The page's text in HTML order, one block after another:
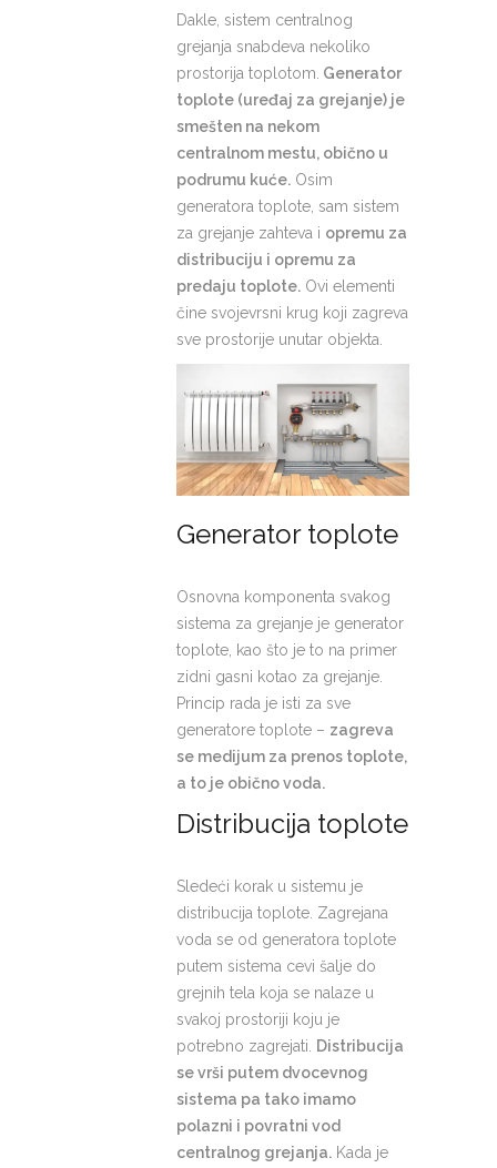
Dakle, sistem centralnog
grejanja snabdeva nekoliko
prostorija toplotom. Generator
toplote (uređaj za grejanje) je
smešten na nekom
centralnom mestu, obično u
podrumu kuće. Osim
generatora toplote, sam sistem
za grejanje zahteva i opremu za
distribuciju i opremu za
predaju toplote. Ovi elementi
čine svojevrsni krug koji zagreva
sve prostorije unutar objekta.
Generator toplote
Osnovna komponenta svakog
sistema za grejanje je generator
toplote, kao što je to na primer
zidni gasni kotao za grejanje.
Princip rada je isti za sve
generatore toplote – zagreva
se medijum za prenos toplote,
a to je obično voda.
Distribucija toplote
Sledeći korak u sistemu je
distribucija toplote. Zagrejana
voda se od generatora toplote
putem sistema cevi šalje do
grejnih tela koja se nalaze u
svakoj prostoriji koju je
potrebno zagrejati.
Distribucija
se vrši putem dvocevnog
sistema pa tako imamo
polazni i povratni vod
centralnog grejanja. Kada je